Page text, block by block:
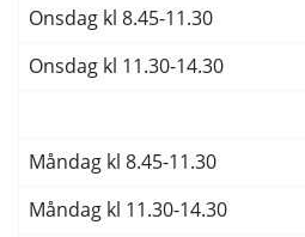
Onsdag kl 8.45-11.30
Onsdag kl 11.30-14.30
Måndag kl 8.45-11.30
Måndag kl 11.30-14.30